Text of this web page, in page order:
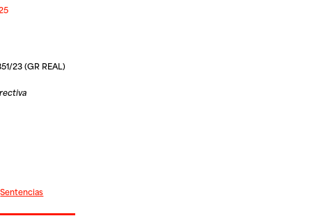
23 (GR REAL)
Sentencias